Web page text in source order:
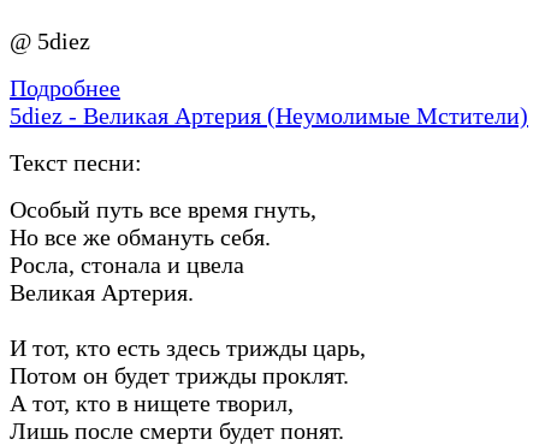
@ 5diez
Подробнее
5diez - Великая Артерия (Неумолимые Мстители)
Текст песни:
Особый путь все время гнуть,
Но все же обмануть себя.
Росла, стонала и цвела
Великая Артерия.
И тот, кто есть здесь трижды царь,
Потом он будет трижды проклят.
А тот, кто в нищете творил,
Лишь после смерти будет понят.